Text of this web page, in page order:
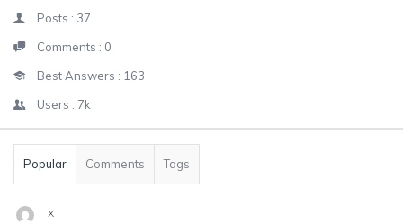
Posts : 37
Comments : 0
Best Answers : 163
Users : 7k
Popular Comments Tags
x